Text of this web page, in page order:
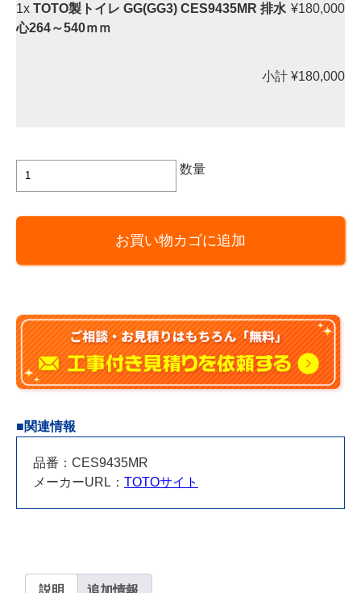
1x TOTO製トイレ GG(GG3) CES9435MR 排水
心264～540ｍｍ
¥180,000
小計 ¥180,000
数量
TOTO
GG(GG3)
水
心
264
～
ｍ
ｍ
お買い物カゴに追加
■関連情報
品番：CES9435MR
メーカーURL： TOTOサイト
説明 追加情報